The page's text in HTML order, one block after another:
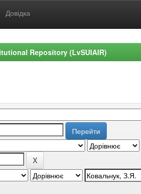
Довідка
Repository (LvSUIAIR)